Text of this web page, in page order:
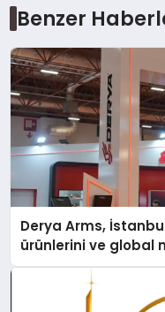
Benzer
Derya Arms,
ürünlerini ve global